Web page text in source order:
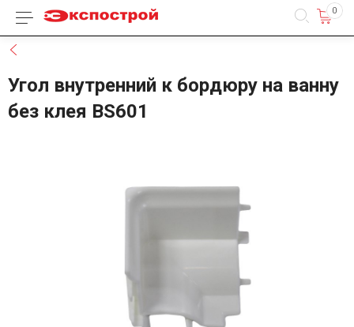
Каталог товаров 0
Угол внутренний к бордюру на ванну
без клея BS601